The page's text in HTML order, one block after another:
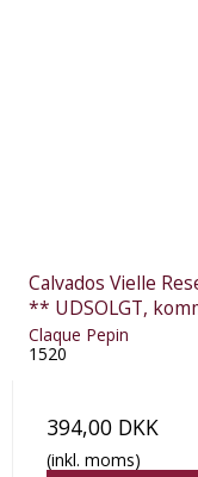
Calvados Vielle
** UDSOLGT,
Claque Pepin
1520
394,00 DKK
(inkl. moms)